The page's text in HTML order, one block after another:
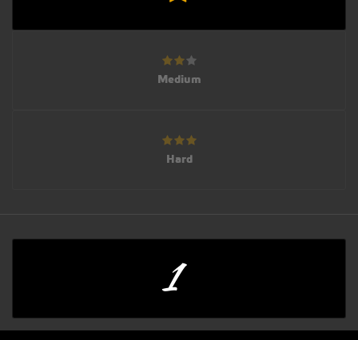
Medium
Hard
1